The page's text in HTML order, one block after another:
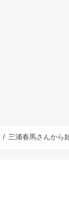
三浦春馬さんか